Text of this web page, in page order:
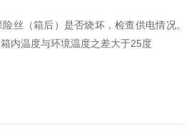
丝（箱后）是否烧坏，检查供电情况。
内温度与环境温度之差大于25度